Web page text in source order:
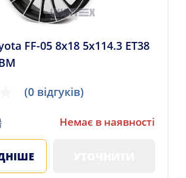
FF-05 8x18 5x114.3 ET38
(0 відгуків)
Немає в наявності